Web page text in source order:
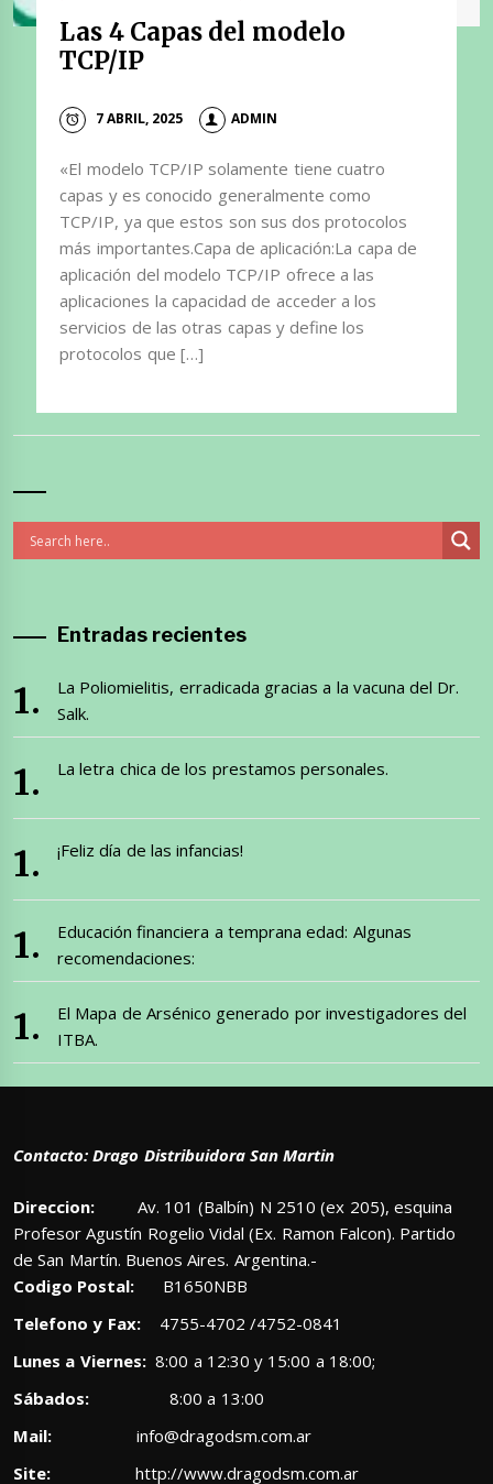
Las 4 Capas del modelo
TCP/IP
7 ABRIL, 2025 ADMIN
«El modelo TCP/IP solamente tiene cuatro
capas y es conocido generalmente como
TCP/IP, ya que estos son sus dos protocolos
más importantes.Capa de aplicación:La capa de
aplicación del modelo TCP/IP ofrece a las
aplicaciones la capacidad de acceder a los
servicios de las otras capas y define los
protocolos que […]
Entradas recientes
La Poliomielitis, erradicada gracias a la vacuna del Dr.
Salk.
La letra chica de los prestamos personales.
¡Feliz día de las infancias!
Educación financiera a temprana edad: Algunas
recomendaciones:
El Mapa de Arsénico generado por investigadores del
ITBA.
Contacto: Drago Distribuidora San Martin
Direccion: Av. 101 (Balbín) N 2510 (ex 205), esquina
Profesor Agustín Rogelio Vidal (Ex. Ramon Falcon). Partido
de San Martín. Buenos Aires. Argentina.-
Codigo Postal: B1650NBB
Telefono y Fax:4755-4702 /4752-0841
Lunes a Viernes:8:00 a 12:30 y 15:00 a 18:00;
Sábados: 8:00 a 13:00
Mail:
info@dragodsm.com.ar
Site:
http://www.dragodsm.com.ar